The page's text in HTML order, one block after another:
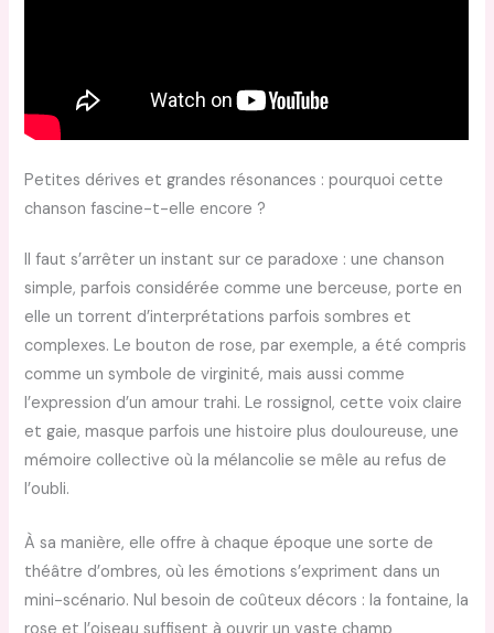
Petites dérives et grandes résonances : pourquoi cette
chanson fascine-t-elle encore ?
Il faut s’arrêter un instant sur ce paradoxe : une chanson
simple, parfois considérée comme une berceuse, porte en
elle un torrent d’interprétations parfois sombres et
complexes. Le bouton de rose, par exemple, a été compris
comme un symbole de virginité, mais aussi comme
l’expression d’un amour trahi. Le rossignol, cette voix claire
et gaie, masque parfois une histoire plus douloureuse, une
mémoire collective où la mélancolie se mêle au refus de
l’oubli.
À sa manière, elle offre à chaque époque une sorte de
théâtre d’ombres, où les émotions s’expriment dans un
mini-scénario. Nul besoin de coûteux décors : la fontaine, la